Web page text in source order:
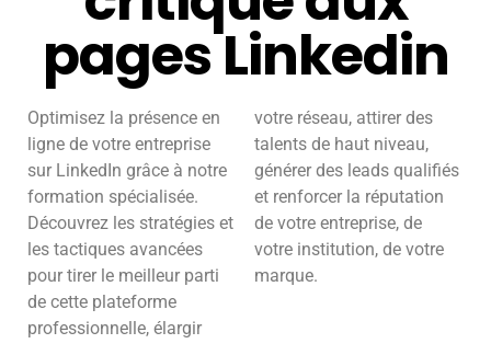
pages Linkedin
Optimisez la présence en
ligne de votre entreprise
sur LinkedIn grâce à notre
formation spécialisée.
Découvrez les stratégies et
les tactiques avancées
pour tirer le meilleur parti
de cette plateforme
professionnelle, élargir
votre réseau, attirer des
talents de haut niveau,
générer des leads qualifiés
et renforcer la réputation
de votre entreprise, de
votre institution, de votre
marque.